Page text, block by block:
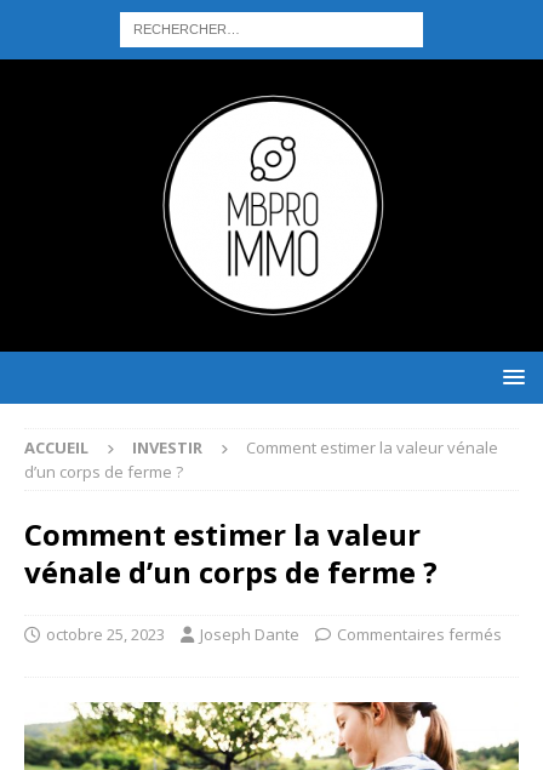
ACCUEIL INVESTIR
Comment estimer la valeur vénale
d’un corps de ferme ?
Comment estimer la valeur
vénale d’un corps de ferme ?
octobre 25, 2023 Joseph Dante Commentaires fermés